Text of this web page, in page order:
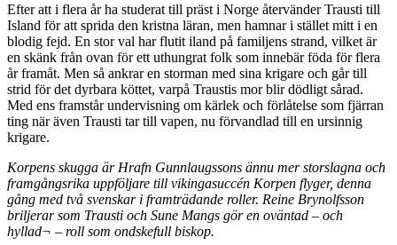
Efter att i flera år ha studerat till präst i Norge återvänder Trausti till
Island för att sprida den kristna läran, men hamnar i stället mitt i en
blodig fejd. En stor val har flutit iland på familjens strand, vilket är
en skänk från ovan för ett uthungrat folk som innebär föda för flera
år framåt. Men så ankrar en storman med sina krigare och går till
strid för det dyrbara köttet, varpå Traustis mor blir dödligt sårad.
Med ens framstår undervisning om kärlek och förlåtelse som fjärran
ting när även Trausti tar till vapen, nu förvandlad till en ursinnig
krigare.
Korpens skugga är Hrafn Gunnlaugssons ännu mer storslagna och
framgångsrika uppföljare till vikingasuccén Korpen flyger, denna
gång med två svenskar i framträdande roller. Reine Brynolfsson
briljerar som Trausti och Sune Mangs gör en oväntad – och
hyllad¬ – roll som ondskefull biskop.